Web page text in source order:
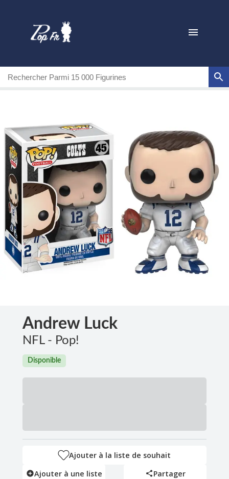
Andrew Luck
NFL - Pop!
Disponible
Ajouter à la liste de souhait
Ajouter à une liste
Partager